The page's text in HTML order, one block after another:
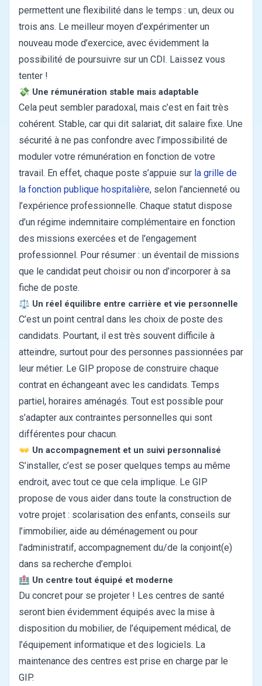
permettent une flexibilité dans le temps : un, deux ou
trois ans. Le meilleur moyen d’expérimenter un
nouveau mode d’exercice, avec évidemment la
possibilité de poursuivre sur un CDI. Laissez vous
tenter !
💸 Une rémunération stable mais adaptable
Cela peut sembler paradoxal, mais c’est en fait très
cohérent. Stable, car qui dit salariat, dit salaire fixe. Une
sécurité à ne pas confondre avec l’impossibilité de
moduler votre rémunération en fonction de votre
travail. En effet, chaque poste s’appuie sur la grille de
la fonction publique hospitalière, selon l’ancienneté ou
l’expérience professionnelle. Chaque statut dispose
d’un régime indemnitaire complémentaire en fonction
des missions exercées et de l'engagement
professionnel. Pour résumer : un éventail de missions
que le candidat peut choisir ou non d’incorporer à sa
fiche de poste.
⚖️ Un réel équilibre entre carrière et vie personnelle
C’est un point central dans les choix de poste des
candidats. Pourtant, il est très souvent difficile à
atteindre, surtout pour des personnes passionnées par
leur métier. Le GIP propose de construire chaque
contrat en échangeant avec les candidats. Temps
partiel, horaires aménagés. Tout est possible pour
s’adapter aux contraintes personnelles qui sont
différentes pour chacun.
👐 Un accompagnement et un suivi personnalisé
S’installer, c’est se poser quelques temps au même
endroit, avec tout ce que cela implique. Le GIP
propose de vous aider dans toute la construction de
votre projet : scolarisation des enfants, conseils sur
l’immobilier, aide au déménagement ou pour
l'administratif, accompagnement du/de la conjoint(e)
dans sa recherche d’emploi.
🏥 Un centre tout équipé et moderne
Du concret pour se projeter ! Les centres de santé
seront bien évidemment équipés avec la mise à
disposition du mobilier, de l’équipement médical, de
l’équipement informatique et des logiciels. La
maintenance des centres est prise en charge par le
GIP.